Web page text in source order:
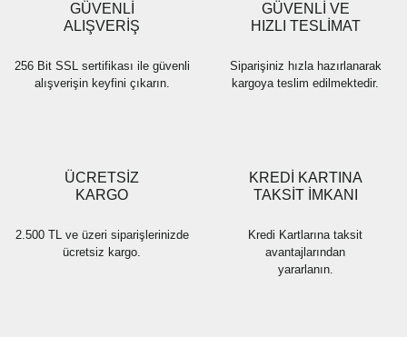
GÜVENLİ
ALIŞVERİŞ
256 Bit SSL sertifikası ile güvenli
alışverişin keyfini çıkarın.
GÜVENLİ VE
HIZLI TESLİMAT
Siparişiniz hızla hazırlanarak
kargoya teslim edilmektedir.
ÜCRETSİZ
KARGO
2.500 TL ve üzeri siparişlerinizde
ücretsiz kargo.
KREDİ KARTINA
TAKSİT İMKANI
Kredi Kartlarına taksit
avantajlarından
yararlanın.